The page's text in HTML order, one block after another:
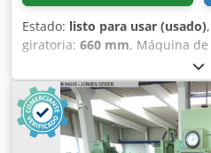
Estado: listo para usar (usado)
giratoria: 660 mm, Máquina
platos de rectificado de 610
acondicionamiento 3 yugos de
abrasivo independiente En
Dimensiones: 110 x 1470 x
Aozlg Euol Dsf Peso: 610 kg